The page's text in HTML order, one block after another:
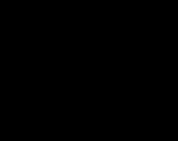
простым и быстрым.
пришла точно в срок, а